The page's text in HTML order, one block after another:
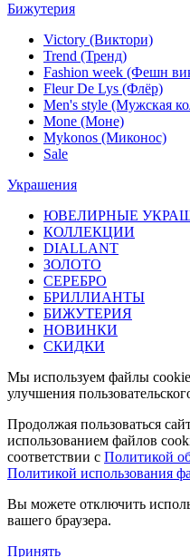
Бижутерия
Victory (Виктори)
Trend (Тренд)
Fashion week (Фешн
Fleur De Lys (Флёр)
Men's style (Мужская
Mone (Моне)
Mykonos (Миконос)
Sale
Украшения
ЮВЕЛИРНЫЕ
КОЛЛЕКЦИИ
DIALLANT
ЗОЛОТО
СЕРЕБРО
БРИЛЛИАНТЫ
БИЖУТЕРИЯ
НОВИНКИ
СКИДКИ
Мы используем файлы cookie
улучшения
Продолжая пользоваться
использованием файлов
соответствии с Политикой
Политикой использования
Вы можете отключить
вашего браузера.
Принять